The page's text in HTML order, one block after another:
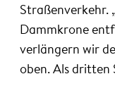
Straßenverkehr.
Dammkrone
verlängern wir
oben. Als dritten